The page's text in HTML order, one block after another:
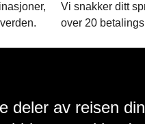
Vi snakker ditt
over 20
deler av reisen